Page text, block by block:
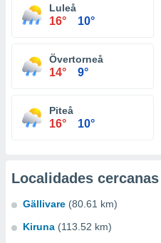
Luleå
16° 10°
Övertorneå
14° 9°
Piteå
16° 10°
Localidades cercanas
Gällivare (80.61 km)
Kiruna (113.52 km)